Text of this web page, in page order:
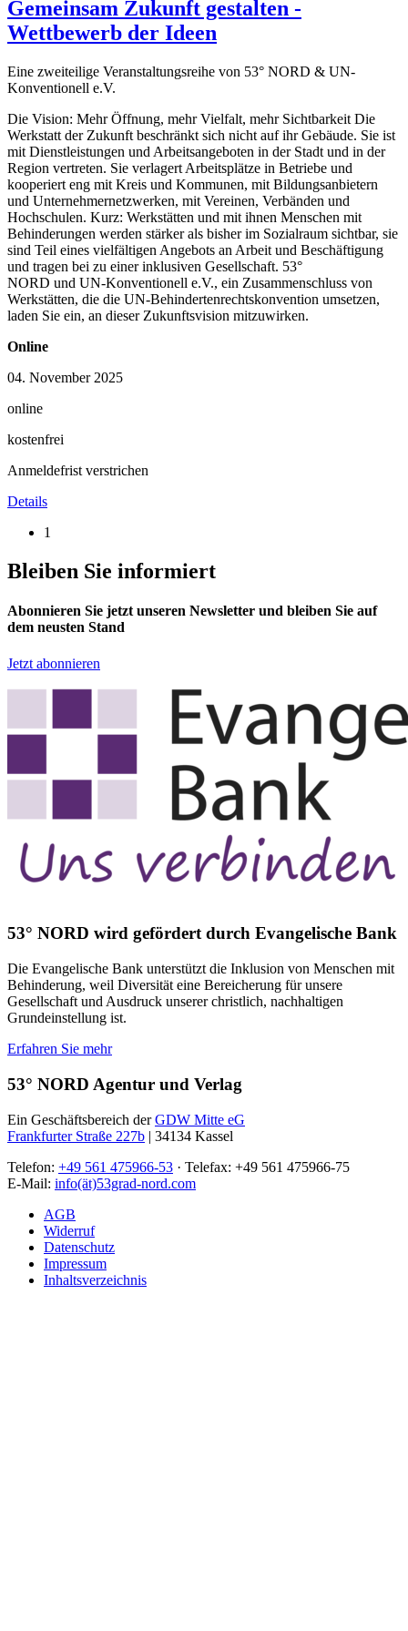
Gemeinsam Zukunft gestalten -
Wettbewerb der Ideen
Eine zweiteilige Veranstaltungsreihe von 53° NORD & UN-
Konventionell e.V.
Die Vision: Mehr Öffnung, mehr Vielfalt, mehr Sichtbarkeit Die
Werkstatt der Zukunft beschränkt sich nicht auf ihr Gebäude. Sie ist
mit Dienstleistungen und Arbeitsangeboten in der Stadt und in der
Region vertreten. Sie verlagert Arbeitsplätze in Betriebe und
kooperiert eng mit Kreis und Kommunen, mit Bildungsanbietern
und Unternehmernetzwerken, mit Vereinen, Verbänden und
Hochschulen. Kurz: Werkstätten und mit ihnen Menschen mit
Behinderungen werden stärker als bisher im Sozialraum sichtbar, sie
sind Teil eines vielfältigen Angebots an Arbeit und Beschäftigung
und tragen bei zu einer inklusiven Gesellschaft. 53°
NORD und UN-Konventionell e.V., ein Zusammenschluss von
Werkstätten, die die UN-Behindertenrechtskonvention umsetzen,
laden Sie ein, an dieser Zukunftsvision mitzuwirken.
Online
04. November 2025
online
kostenfrei
Anmeldefrist verstrichen
Details
1
Bleiben Sie informiert
Abonnieren Sie jetzt unseren Newsletter und bleiben Sie auf
dem neusten Stand
Jetzt abonnieren
53° NORD wird gefördert durch Evangelische Bank
Die Evangelische Bank unterstützt die Inklusion von Menschen mit
Behinderung, weil Diversität eine Bereicherung für unsere
Gesellschaft und Ausdruck unserer christlich, nachhaltigen
Grundeinstellung ist.
Erfahren Sie mehr
53° NORD Agentur und Verlag
Ein Geschäftsbereich derGDW Mitte eG
Frankfurter Straße 227b | 34134 Kassel
Telefon: +49 561 475966-53 · Telefax: +49 561 475966-75
E-Mail: info(ät)53grad-nord.com
AGB
Widerruf
Datenschutz
Impressum
Inhaltsverzeichnis